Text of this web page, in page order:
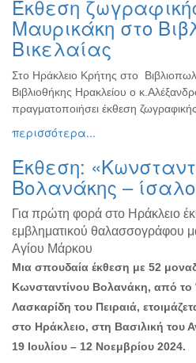
Ζωγραφική
Φωτογραφία
Τραγούδι
Μουσική
Κινηματογράφος
Χορός
Παζάρι
Ειδών
Συνέδρια
Ημερίδες
Διημερίδες
Σεμινάρια-
Διαλέξεις-
Ομιλίες
Διάφορες
Έκθεση
Μαυρικάκη στο
Βικελαίας
Στο Ηράκλειο Κρήτης στο
Βιβλιοθήκης Ηρακλείου ο
πραγματοποιήσει έκθεση
περισσότερα...
Έκθεση:
Βολανάκης –
Για πρώτη φορά στο Ηράκλειο
εμβληματικού θαλασσογράφου
Αγίου Μάρκου
Μια σπουδαία έκθεση με 52
Κωνσταντίνου Βολανάκη, από το
Λασκαρίδη του Πειραιά,
στο Ηράκλειο, στη Βασιλική του
19 Ιουλίου – 12 Νοεμβρίου 2024.